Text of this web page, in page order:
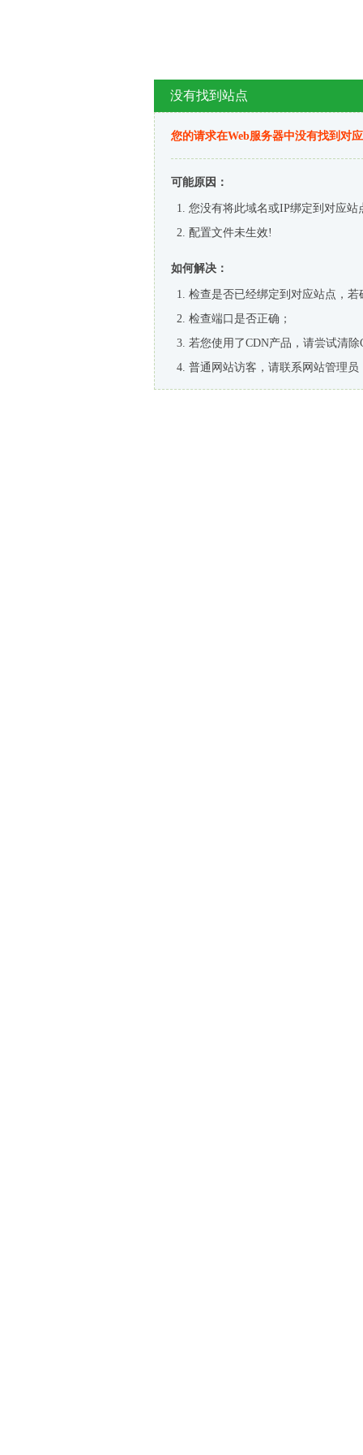
没有找到站点
您的请求在Web服务器中没有找到对
可能原因：
您没有将此域名或IP绑定到对应站
配置文件未生效!
如何解决：
检查是否已经绑定到对应站点，
检查端口是否正确；
若您使用了CDN产品，请尝试清除
普通网站访客，请联系网站管理员